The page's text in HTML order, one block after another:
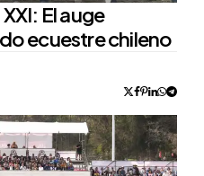
El auge
ecuestre chileno